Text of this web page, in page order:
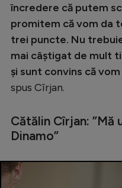
încredere că putem
promitem că vom da
trei puncte. Nu
mai câștigat de mult
și sunt convins că
spus Cîrjan.
Cătălin Cîrjan:
Dinamo”